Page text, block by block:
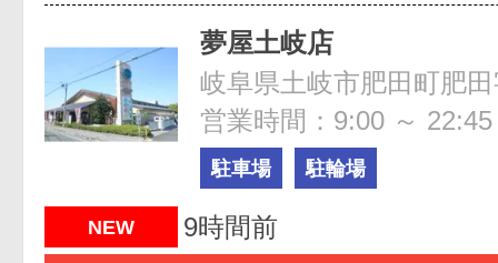
夢屋土岐店
営業時間：9:00 ～ 22:45
駐車場 駐輪場
NEW 9時間前